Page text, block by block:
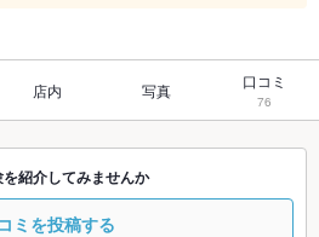
店内 写真 口コミ
76
紹介してみませんか
ミを投稿する